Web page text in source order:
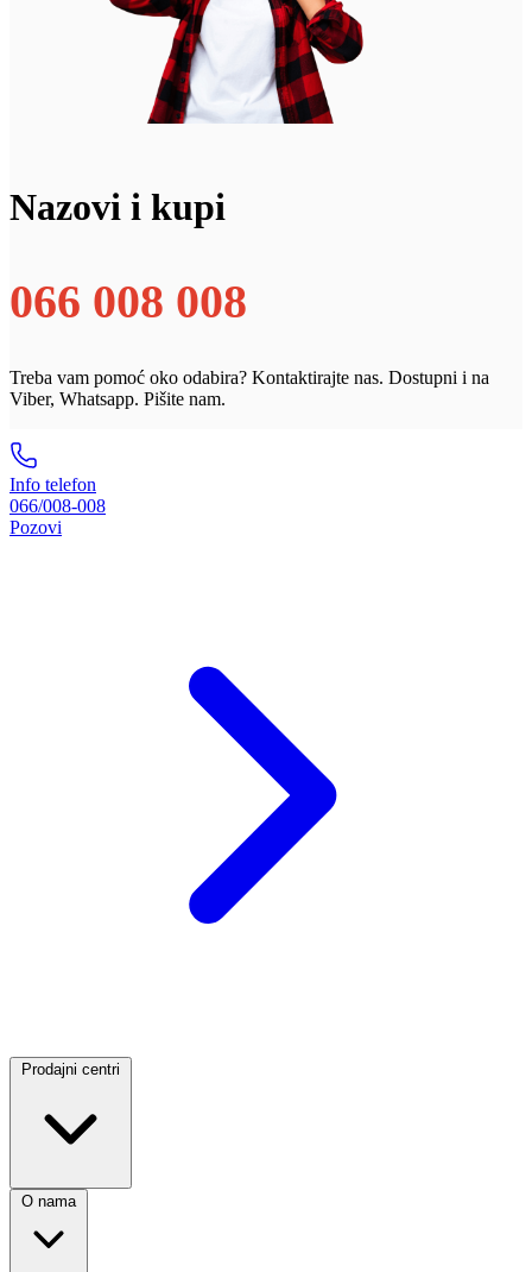
Nazovi i kupi
066 008 008
Treba vam pomoć oko odabira? Kontaktirajte nas. Dostupni i na
Viber, Whatsapp. Pišite nam.
Info telefon
066/008-008
Pozovi
Prodajni centri
O nama